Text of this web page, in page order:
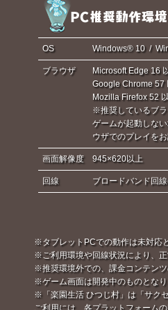
OS Windows® 10 /
ブラウザ
Microsoft Edge 16
Google Chrome 57
Mozilla Firefox 52
※推奨しているブラ
ゲームが起動しな
ウザでのプレイをお
画面解像度 945×620以上
回線 ブロードバンド回
※タブレットPCでの動作は未対応
※ご利用環境や回線状況により、正
※推奨環境外での、課金コンテンツ
※ゲーム画面は開発中のものとなり
※「楽園生活 ひつじ村」は「サク
ご利用には、各プラットフォーム